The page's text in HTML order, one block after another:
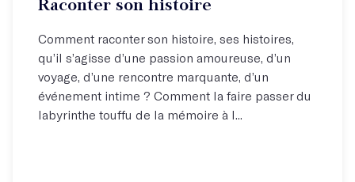
Comment raconter son histoire, ses histoires,
qu’il s’agisse d’une passion amoureuse, d’un
voyage, d’une rencontre marquante, d’un
événement intime ? Comment la faire passer du
labyrinthe touffu de la mémoire à l...